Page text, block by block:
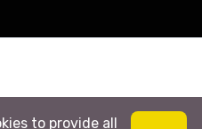
to provide all